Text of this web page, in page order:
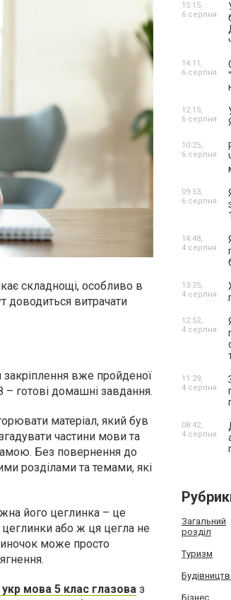
складнощі, особливо в
доводиться витрачати
вже пройденої
готові домашні завдання.
матеріал, який був
частини мови та
Без повернення до
розділами та темами, які
його цеглинка – це
цеглинки або ж ця цегла не
може просто
укр мова 5 клас глазова з
15:15,
6 серпня
14:11,
6 серпня
12:15,
6 серпня
10:25,
6 серпня
09:53,
6 серпня
14:48,
4 серпня
13:25,
4 серпня
12:52,
4 серпня
11:29,
4 серпня
08:42,
4 серпня
Загальний
розділ
Туризм
Бізнес